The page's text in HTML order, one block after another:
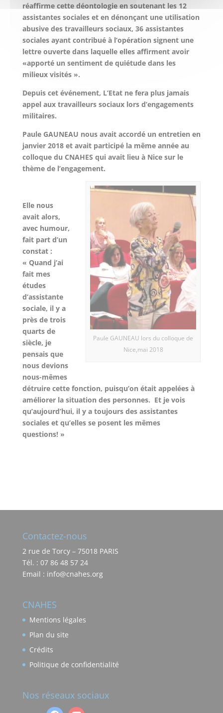
réaffirme cette déontologie en soutenant les 12
assistantes sociales et en dénonçant une utilisation
abusive des travailleurs sociaux, 36 assistantes
sociales ayant contribué à l’opération signent une
lettre ouverte dans laquelle elles affirment avoir
«apporté un sentiment de quiétude dans les
milieux visités ».
Depuis cet événement, L’Etat ne fera plus jamais
appel aux travailleurs sociaux lors d’engagements
militaires.
Paule GAUNEAU nous avait accordé un entretien en
janvier 2018 et avait participé la même année au
colloque du CNAHES qui avait lieu à Nice sur le
thème de l’engagement.
Paule GAUNEAU lors du colloque de
Nice,mai 2018
Elle nous
avait alors,
avec humour,
fait part d’un
constat :
« Quand j’ai
fait mes
études
d’assistante
sociale, il y a
près de trois
quarts de
siècle, je
pensais que
nous devions
nous-mêmes
détruire cette fonction, puisqu’on était appelées à
améliorer la situation des personnes. Et je vois
qu’aujourd’hui, il y a toujours des assistantes
sociales et qu’elles se posent les mêmes
questions! »
Contactez-nous
2 rue de Torcy – 75018 PARIS
Tél. : 07 86 48 57 24
Email : info@cnahes.org
CNAHES
Mentions légales
Plan du site
Crédits
Politique de confidentialité
Nos réseaux sociaux